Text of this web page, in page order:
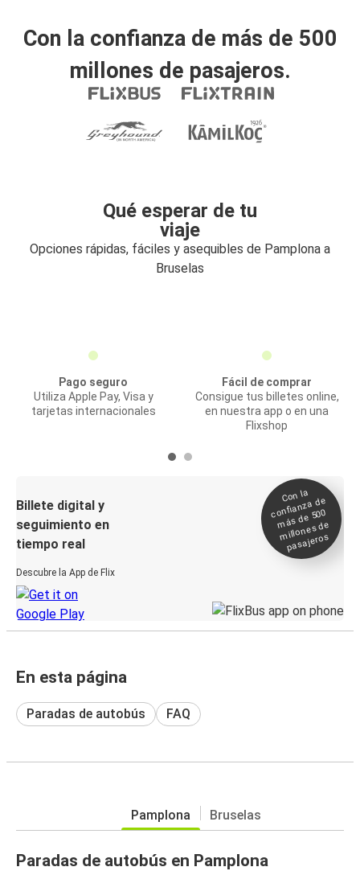
Con la confianza de más de 500
millones de pasajeros.
Qué esperar de tu
viaje
Opciones rápidas, fáciles y asequibles de Pamplona a
Bruselas
Pago seguro
Utiliza Apple Pay, Visa y
tarjetas internacionales
Fácil de comprar
Consigue tus billetes online,
en nuestra app o en una
Flixshop
Billete digital y
seguimiento en
tiempo real
Descubre la App de Flix
Con la
confianza de
más de 500
millones de
pasajeros
En esta página
Paradas de autobús FAQ
Pamplona Bruselas
Paradas de autobús en Pamplona